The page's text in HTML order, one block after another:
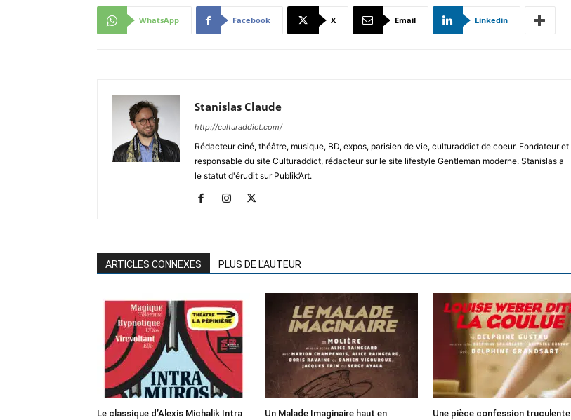
WhatsApp Facebook X Email Linkedin
Stanislas Claude
http://culturaddict.com/
Rédacteur ciné, théâtre, musique, BD, expos, parisien de vie, culturaddict de coeur. Fondateur et
responsable du site Culturaddict, rédacteur sur le site lifestyle Gentleman moderne. Stanislas a
le statut d'érudit sur Publik’Art.
ARTICLES CONNEXES PLUS DE L'AUTEUR
Le classique d’Alexis Michalik Intra Un Malade Imaginaire haut en Une pièce confession truculente